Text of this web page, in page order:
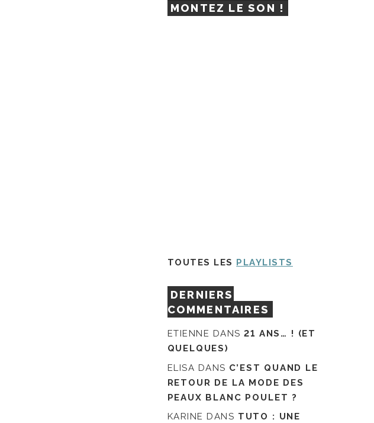
MONTEZ LE SON !
TOUTES LES PLAYLISTS
DERNIERS
COMMENTAIRES
ETIENNE DANS21 ANS… ! (ET
QUELQUES)
ELISA DANS C’EST QUAND LE
RETOUR DE LA MODE DES
PEAUX BLANC POULET ?
KARINE DANS TUTO : UNE